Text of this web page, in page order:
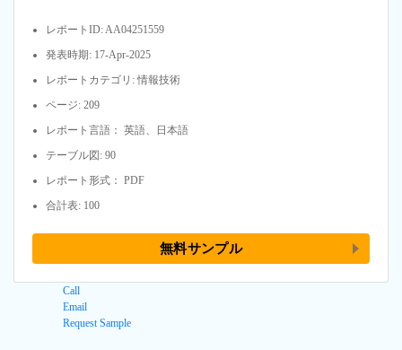
レポートID: AA04251559
発表時期: 17-Apr-2025
レポートカテゴリ: 情報技術
ページ: 209
レポート言語： 英語、日本語
テーブル図: 90
レポート形式： PDF
合計表: 100
無料サンプル
Call
Email
Request Sample